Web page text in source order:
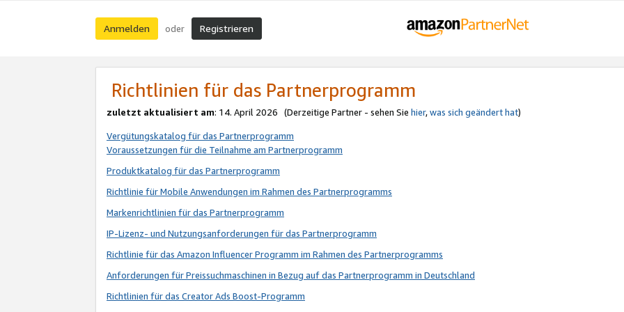
Anmelden oder Registrieren
Richtlinien für das Partnerprogramm
zuletzt aktualisiert am: 14. April 2026 (Derzeitige Partner - sehen Sie hier,was sich geändert hat)
Vergütungskatalog für das Partnerprogramm
Voraussetzungen für die Teilnahme am Partnerprogramm
Produktkatalog für das Partnerprogramm
Richtlinie für Mobile Anwendungen im Rahmen des Partnerprogramms
Markenrichtlinien für das Partnerprogramm
IP-Lizenz- und Nutzungsanforderungen für das Partnerprogramm
Richtlinie für das Amazon Influencer Programm im Rahmen des Partnerprogramms
Anforderungen für Preissuchmaschinen in Bezug auf das Partnerprogramm in Deutschland
Richtlinien für das Creator Ads Boost-Programm